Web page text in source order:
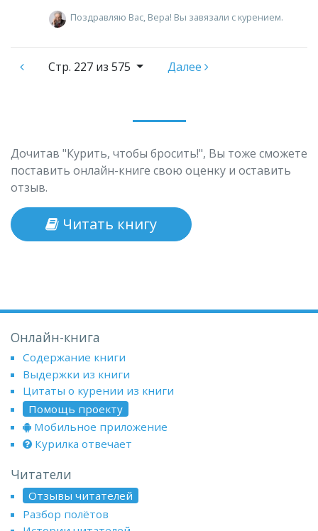
Поздравляю Вас, Вера! Вы завязали с курением.
Стр. 227 из 575 Далее
Дочитав "Курить, чтобы бросить!", Вы тоже сможете
поставить онлайн-книге свою оценку и оставить
отзыв.
Читать книгу
Онлайн-книга
Содержание книги
Выдержки из книги
Цитаты о курении из книги
Помощь проекту
Мобильное приложение
Курилка отвечает
Читатели
Отзывы читателей
Разбор полётов